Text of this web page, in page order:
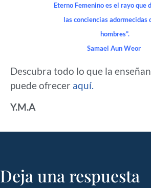
Eterno Femenino es el rayo que
las conciencias adormecidas
hombres”.
Samael Aun Weor
Descubra todo lo que la
puede ofrecer aquí.
Y.M.A
Deja una respuesta